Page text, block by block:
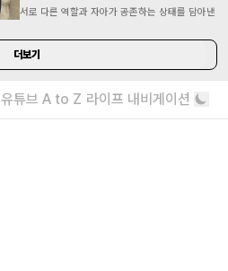
서로 다른 역할과 자아가 공존하는 상태를 담아낸
더보기
유튜브 A to Z 라이프 내비게이션